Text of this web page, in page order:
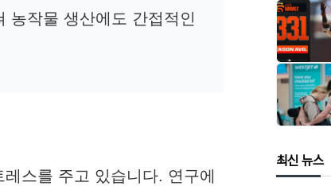
농작물 생산에도 간접적인
스를 주고 있습니다. 연구에
최신 뉴스